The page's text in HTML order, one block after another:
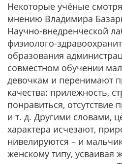
Некоторые учёные
мнению Владимира
Научно-внедренческой
физиолого-
образования
совместном обучении
девочкам и перенимают
качества: прилежность,
понравиться, отсутствие
и т. д. Другими словами,
характера исчезают,
нивелируются – и
женскому типу, усваивая